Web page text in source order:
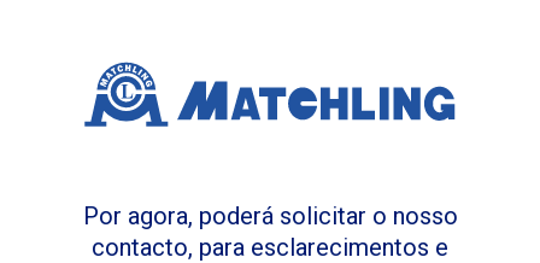
Por agora, poderá solicitar o nosso
contacto, para esclarecimentos e